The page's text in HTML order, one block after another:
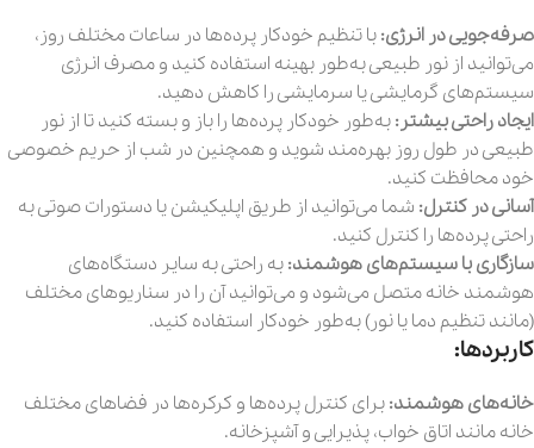
صرفه‌جویی در انرژی:با تنظیم خودکار پرده‌ها در ساعات مختلف روز،
می‌توانید از نور طبیعی به‌طور بهینه استفاده کنید و مصرف انرژی
سیستم‌های گرمایشی یا سرمایشی را کاهش دهید.
ایجاد راحتی بیشتر:به‌طور خودکار پرده‌ها را باز و بسته کنید تا از نور
طبیعی در طول روز بهره‌مند شوید و همچنین در شب از حریم خصوصی
خود محافظت کنید.
آسانی در کنترل: شما می‌توانید از طریق اپلیکیشن یا دستورات صوتی به
راحتی پرده‌ها را کنترل کنید.
سازگاری با سیستم‌های هوشمند:به راحتی به سایر دستگاه‌های
هوشمند خانه متصل می‌شود و می‌توانید آن را در سناریوهای مختلف
(مانند تنظیم دما یا نور) به‌طور خودکار استفاده کنید.
کاربردها:
خانه‌های هوشمند:برای کنترل پرده‌ها و کرکره‌ها در فضاهای مختلف
خانه مانند اتاق خواب، پذیرایی و آشپزخانه.